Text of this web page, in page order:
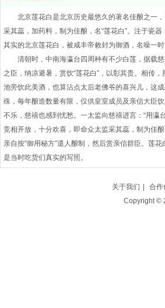
北京莲花白是北京历史最悠久的著名佳酿之一
采其蕊，加药料，制为佳酿，名“莲花白”。注于瓷
其实的北京莲花白，被咸丰帝敕封为御酒，名噪一时
清朝时，中南海瀛台四周种有不少白莲，据载
之臣，纳凉避暑，赏饮“莲花白”，以彰其贵。相传
池旁饮此美酒，也算沾点太后老佛爷的喜兴儿，这
殊，每年酿造数量有限，仅供皇室成员及亲信大臣
不乐，慈禧也感到忧愁。一太监向慈禧进言：“用
竞相开放，十分欢喜，即命众太监采其蕊，制为佳
亲自按“御用秘方”遣人酿制，然后赏亲信群臣。莲
是当时吃货们真实的写照。
关于我们 合作
Copyright ©